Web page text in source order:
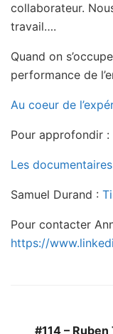
collaborateur.
travail….
Quand on
performance de
Au coeur de
Pour approfondir :
Les
Samuel Durand :
Pour contacter
https://
#114 –